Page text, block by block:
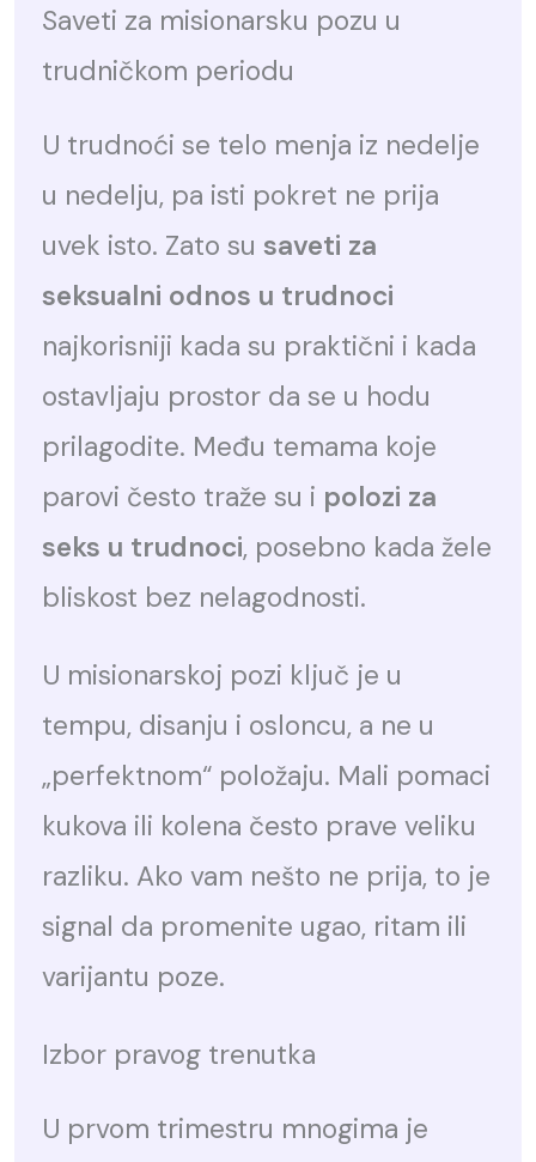
Saveti za misionarsku pozu u
trudničkom periodu
U trudnoći se telo menja iz nedelje
u nedelju, pa isti pokret ne prija
uvek isto. Zato susaveti za
seksualni odnos u trudnoci
najkorisniji kada su praktični i kada
ostavljaju prostor da se u hodu
prilagodite. Među temama koje
parovi često traže su i polozi za
seks u trudnoci, posebno kada žele
bliskost bez nelagodnosti.
U misionarskoj pozi ključ je u
tempu, disanju i osloncu, a ne u
„perfektnom“ položaju. Mali pomaci
kukova ili kolena često prave veliku
razliku. Ako vam nešto ne prija, to je
signal da promenite ugao, ritam ili
varijantu poze.
Izbor pravog trenutka
U prvom trimestru mnogima je